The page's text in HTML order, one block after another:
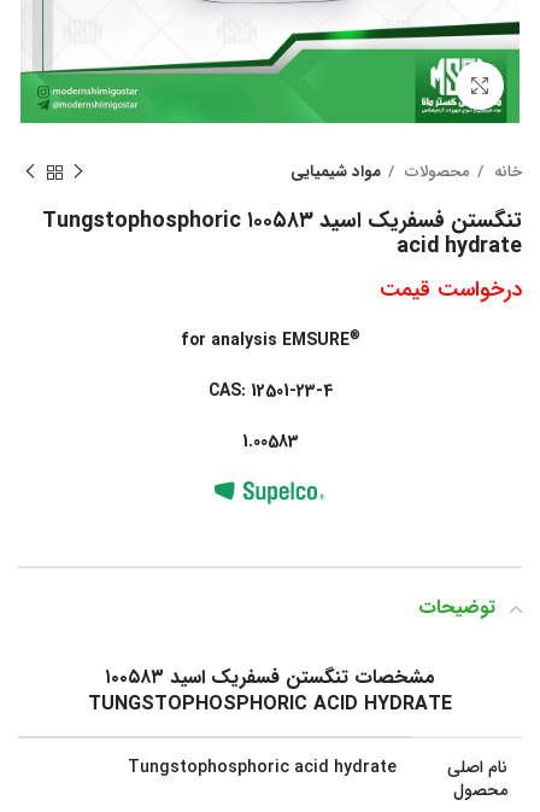
بزرگنمایی تصویر
خانه محصولات مواد شیمیایی
تنگستن فسفریک اسید ۱۰۰۵۸۳ Tungstophosphoric
acid hydrate
درخواست قیمت
for analysis EMSURE®
CAS: 12501-23-4
1.00583
توضیحات
مشخصات تنگستن فسفریک اسید ۱۰۰۵۸۳
TUNGSTOPHOSPHORIC ACID HYDRATE
نام اصلی
محصول
Tungstophosphoric acid hydrate